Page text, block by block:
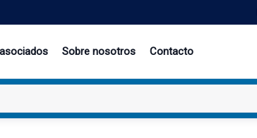
Sobre nosotros Contacto